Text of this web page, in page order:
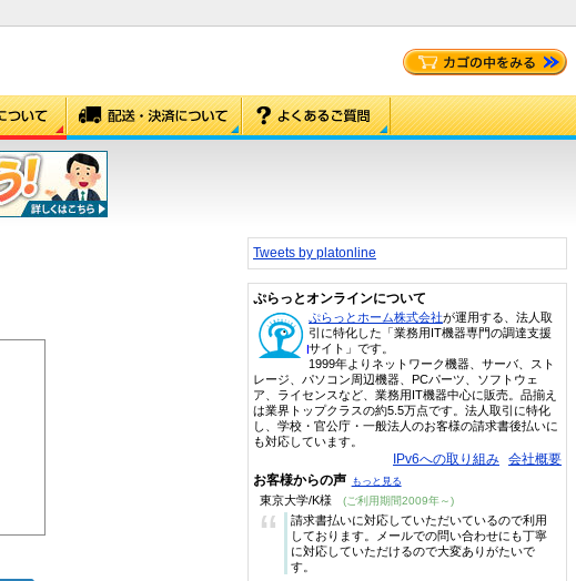
Tweets by platonline
ぷらっとオンラインについて
ぷらっとホーム株式会社が運用する、法人取
引に特化した「業務用IT機器専門の調達支援
サイト」です。
1999年よりネットワーク機器、サーバ、スト
レージ、パソコン周辺機器、PCパーツ、ソフトウェ
ア、ライセンスなど、業務用IT機器中心に販売。品揃え
は業界トップクラスの約5.5万点です。法人取引に特化
し、学校・官公庁・一般法人のお客様の請求書後払いに
も対応しています。
IPv6への取り組み 会社概要
お客様からの声 もっと見る
東京大学/K様 (ご利用期間2009年～)
“
請求書払いに対応していただいているので利用
しております。メールでの問い合わせにも丁寧
に対応していただけるので大変ありがたいで
す。